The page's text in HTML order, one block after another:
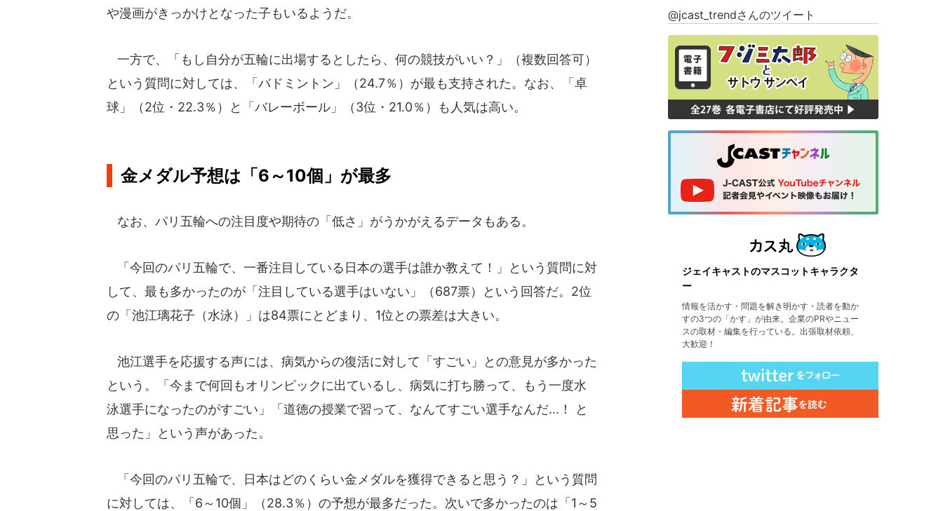
や漫画がきっかけとなった子もいるようだ。
一方で、「もし自分が五輪に出場するとしたら、何の競技がいい？」（複数回答可）
という質問に対しては、「バドミントン」（24.7％）が最も支持された。なお、「卓
球」（2位・22.3％）と「バレーボール」（3位・21.0％）も人気は高い。
金メダル予想は「6～10個」が最多
なお、パリ五輪への注目度や期待の「低さ」がうかがえるデータもある。
「今回のパリ五輪で、一番注目している日本の選手は誰か教えて！」という質問に対
して、最も多かったのが「注目している選手はいない」（687票）という回答だ。2位
の「池江璃花子（水泳）」は84票にとどまり、1位との票差は大きい。
池江選手を応援する声には、病気からの復活に対して「すごい」との意見が多かった
という。「今まで何回もオリンピックに出ているし、病気に打ち勝って、もう一度水
泳選手になったのがすごい」「道徳の授業で習って、なんてすごい選手なんだ...！ と
思った」という声があった。
「今回のパリ五輪で、日本はどのくらい金メダルを獲得できると思う？」という質問
に対しては、「6～10個」（28.3％）の予想が最多だった。次いで多かったのは「1～5
@jcast_trendさんのツイート
ジェイキャストのマスコットキャラクタ
ー
情報を活かす・問題を解き明かす・読者を動か
すの3つの「かす」が由来。企業のPRやニュー
スの取材・編集を行っている。出張取材依頼、
大歓迎！